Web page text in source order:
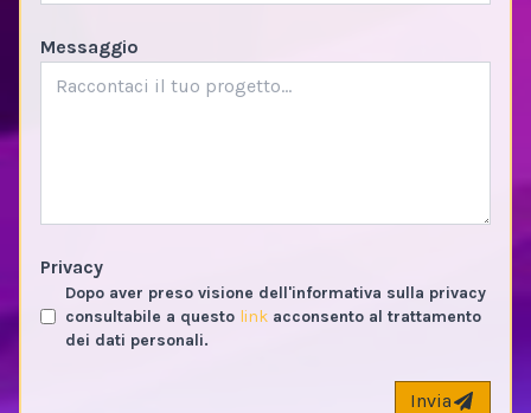
Messaggio
Privacy
Dopo aver preso visione dell'informativa sulla privacy
consultabile a questo link acconsento al trattamento
dei dati personali.
Invia